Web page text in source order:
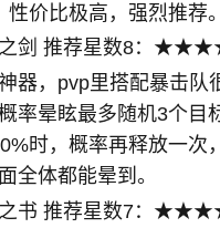
性价比极高，强烈推荐。
之剑 推荐星数8：
器，pvp里搭配暴击队
率晕眩最多随机3个目
时，概率再释放一次
全体都能晕到。
之书 推荐星数7：